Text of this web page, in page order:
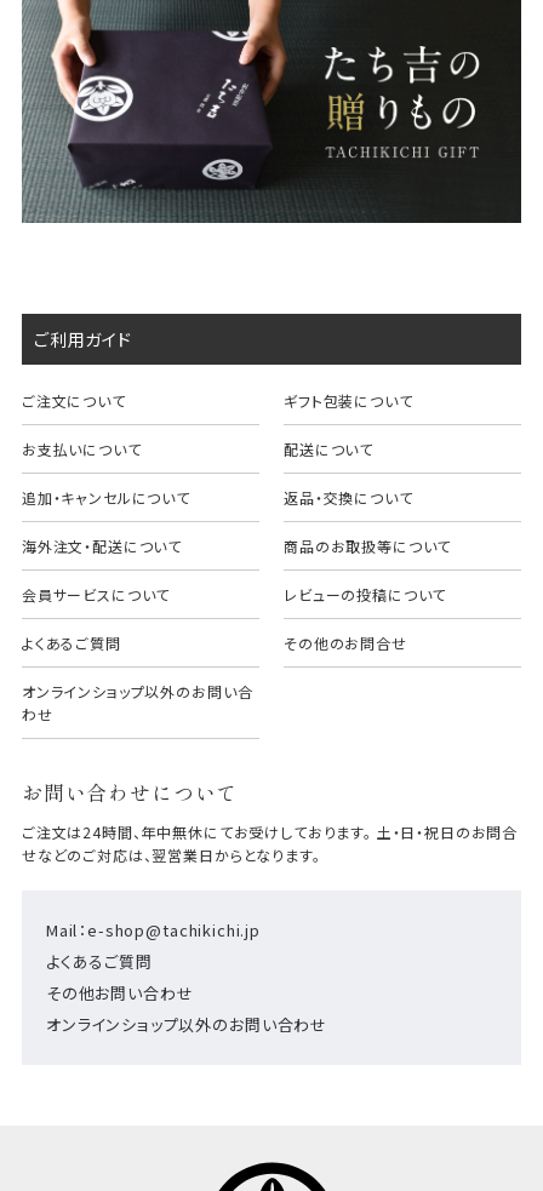
ご利用ガイド
ご注文について ギフト包装について
お支払いについて 配送について
追加・キャンセルについて 返品・交換について
海外注文・配送について 商品のお取扱等について
会員サービスについて レビューの投稿について
よくあるご質問 その他のお問合せ
オンラインショップ以外のお問い合
わせ
お問い合わせについて
Mail：e-shop@tachikichi.jp
よくあるご質問
その他お問い合わせ
オンラインショップ以外のお問い合わせ
ご注文は24時間、年中無休にてお受けしております。 土・日・祝日のお問合
せなどのご対応は、翌営業日からとなります。